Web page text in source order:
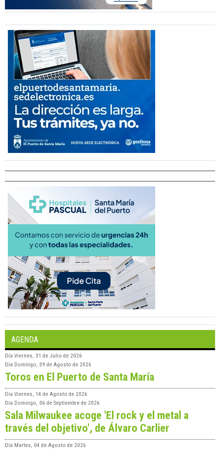
AGENDA
Día Viernes, 31 de Julio de 2026
Día Domingo, 09 de Agosto de 2026
Toros en El Puerto de Santa María
Día Viernes, 14 de Agosto de 2026
Día Domingo, 06 de Septiembre de 2026
Sala Milwaukee acoge 'El rock y el metal a
través del objetivo', de Álvaro Carlier
Día Martes, 04 de Agosto de 2026